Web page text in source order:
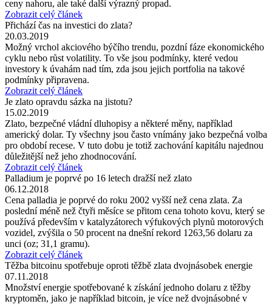
ceny nahoru, ale také další výrazný propad.
Zobrazit celý článek
Přichází čas na investici do zlata?
20.03.2019
Možný vrchol akciového býčího trendu, pozdní fáze ekonomického
cyklu nebo růst volatility. To vše jsou podmínky, které vedou
investory k úvahám nad tím, zda jsou jejich portfolia na takové
podmínky připravena.
Zobrazit celý článek
Je zlato opravdu sázka na jistotu?
15.02.2019
Zlato, bezpečné vládní dluhopisy a některé měny, například
americký dolar. Ty všechny jsou často vnímány jako bezpečná volba
pro období recese. V tuto dobu je totiž zachování kapitálu najednou
důležitější než jeho zhodnocování.
Zobrazit celý článek
Palladium je poprvé po 16 letech dražší než zlato
06.12.2018
Cena palladia je poprvé do roku 2002 vyšší než cena zlata. Za
poslední méně než čtyři měsíce se přitom cena tohoto kovu, který se
používá především v katalyzátorech výfukových plynů motorových
vozidel, zvýšila o 50 procent na dnešní rekord 1263,56 dolaru za
unci (oz; 31,1 gramu).
Zobrazit celý článek
Těžba bitcoinu spotřebuje oproti těžbě zlata dvojnásobek energie
07.11.2018
Množství energie spotřebované k získání jednoho dolaru z těžby
kryptoměn, jako je například bitcoin, je více než dvojnásobné v